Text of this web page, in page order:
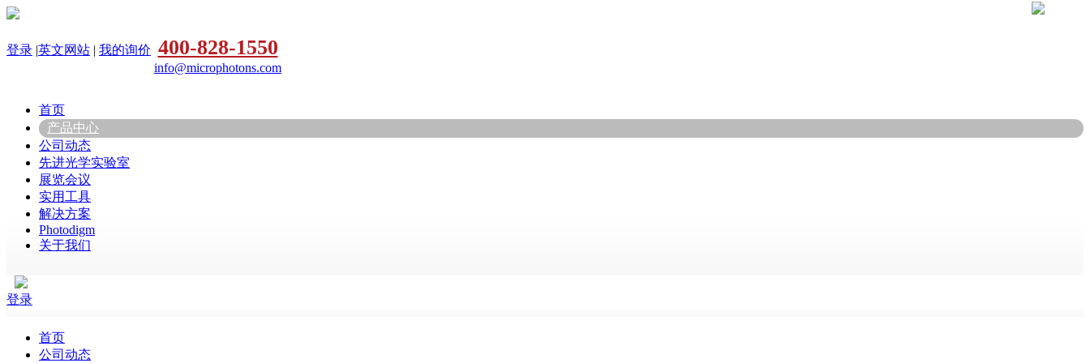
登录 |英文网站 | 我的询价 400-828-1550
info@microphotons.com
首页
产品中心
公司动态
先进光学实验室
展览会议
实用工具
解决方案
Photodigm
关于我们
登录
首页
公司动态